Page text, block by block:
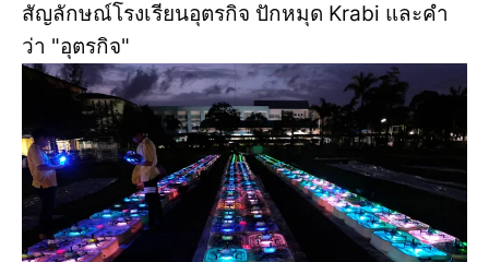
สัญลักษณ์โรงเรียนอุตรกิจ ปักหมุด Krabi และคำ
ว่า "อุตรกิจ"